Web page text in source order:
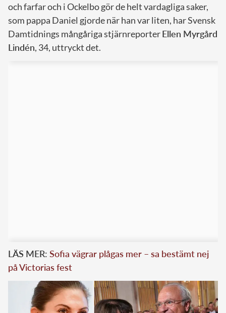
och farfar och i Ockelbo gör de helt vardagliga saker,
som pappa Daniel gjorde när han var liten, har Svensk
Damtidnings mångåriga stjärnreporterEllen Myrgård
Lindén, 34, uttryckt det.
LÄS MER: Sofia vägrar plågas mer – sa bestämt nej
på Victorias fest